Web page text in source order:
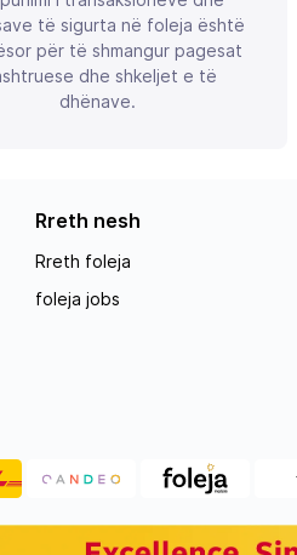
të sigurta në foleja është
për të shmangur pagesat
dhe shkeljet e të
dhënave.
Rreth nesh
Rreth foleja
foleja jobs